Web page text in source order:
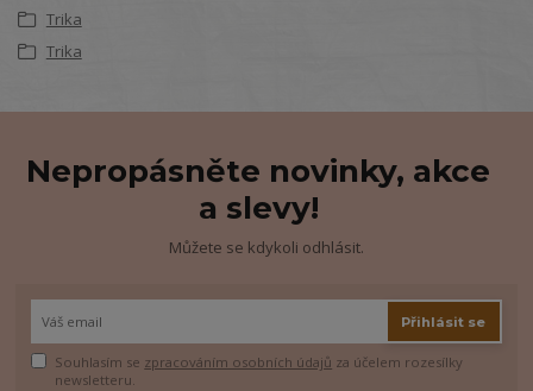
Trika
Trika
Nepropásněte novinky, akce
a slevy!
Můžete se kdykoli odhlásit.
Přihlásit se
Souhlasím se zpracováním osobních údajů za účelem rozesílky
newsletteru.